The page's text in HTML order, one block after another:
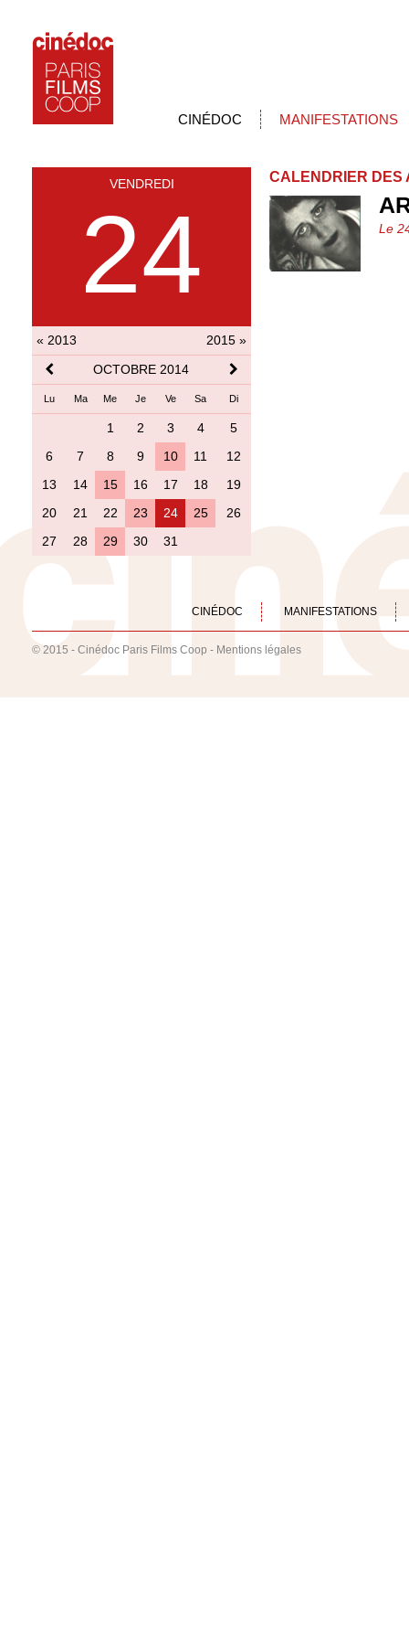
CINÉDOC MANIFESTATIONS
VENDREDI
24
« 2013
2015 »
OCTOBRE 2014
Lu Ma Me Je Ve Sa Di
1 2 3 4
5
6
7 8 9 10 11
12
13
14 15 16 17 18
19
20
21 22 23 24 25
26
27
28 29 30 31
CALENDRIER DES
Le
CINÉDOC MANIFESTATIONS
© 2015 - Cinédoc Paris Films Coop - Mentions légales